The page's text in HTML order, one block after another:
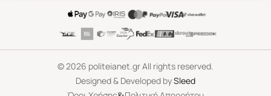
©2026 politeianet.gr All rights reserved.
Designed & Developed bySleed